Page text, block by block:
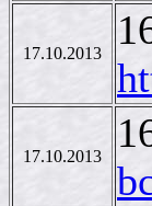
17.10.2013
17.10.2013